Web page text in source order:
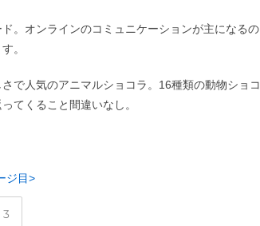
。オンラインのコミュニケーションが主になるの
。
で人気のアニマルショコラ。16種類の動物ショコ
てくること間違いなし。
ジ目>
ペ
3